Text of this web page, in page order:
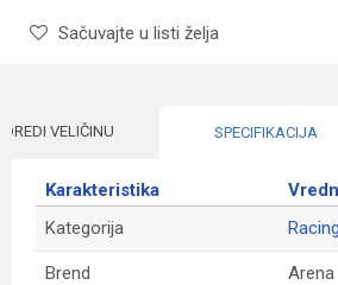
Sačuvajte u listi želja
VELIČINU SPECIFIKACIJA
Karakteristika
Kategorija
Brend Arena